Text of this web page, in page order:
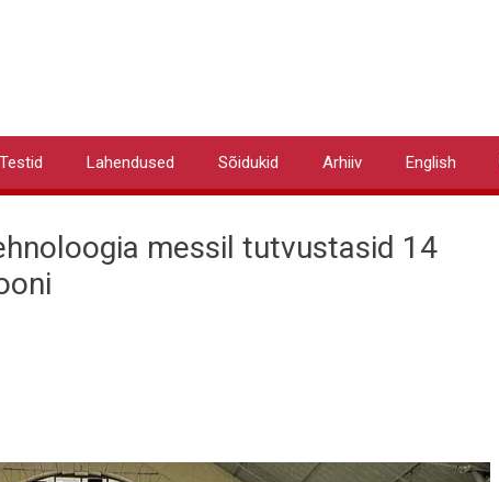
Testid Lahendused Sõidukid Arhiiv English
messil tutvustasid 14